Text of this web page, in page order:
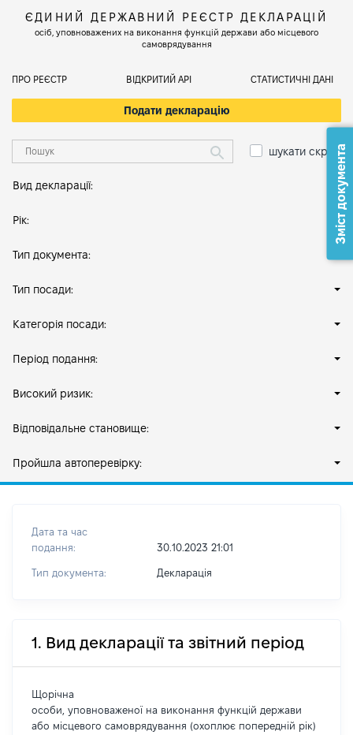
ЄДИНИЙ ДЕРЖАВНИЙ РЕЄСТР ДЕКЛАРАЦІЙ
осіб, уповноважених на виконання функцій держави або місцевого
самоврядування
ПРО РЕЄСТР ВІДКРИТИЙ АРІ СТАТИСТИЧНІ ДАНІ
Подати декларацію
шукати скрізь
Вид декларації:
Рік:
Тип документа:
Тип посади:
Категорія посади:
Період подання:
Високий ризик:
Відповідальне становище:
Пройшла автоперевірку:
Дата та час
подання:
30.10.2023 21:01
Тип документа: Декларація
1. Вид декларації та звітний період
Щорічна
особи, уповноваженої на виконання функцій держави
або місцевого самоврядування (охоплює попередній рік)
Зміст документа